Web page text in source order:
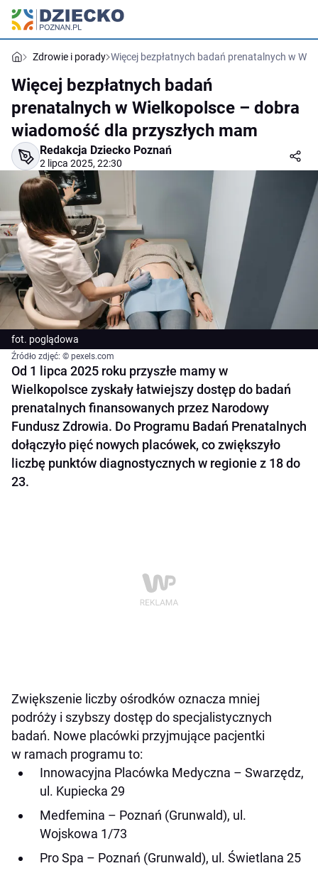
Zdrowie i porady Więcej bezpłatnych badań prenatalnych w
Więcej bezpłatnych badań
prenatalnych w Wielkopolsce – dobra
wiadomość dla przyszłych mam
Redakcja Dziecko Poznań
2 lipca 2025, 22:30
fot. poglądowa
Źródło zdjęć: © pexels.com
Od 1 lipca 2025 roku przyszłe mamy w
Wielkopolsce zyskały łatwiejszy dostęp do badań
prenatalnych finansowanych przez Narodowy
Fundusz Zdrowia. Do Programu Badań Prenatalnych
dołączyło pięć nowych placówek, co zwiększyło
liczbę punktów diagnostycznych w regionie z 18 do
23.
Zwiększenie liczby ośrodków oznacza mniej
podróży i szybszy dostęp do specjalistycznych
badań. Nowe placówki przyjmujące pacjentki
w ramach programu to:
Innowacyjna Placówka Medyczna – Swarzędz,
ul. Kupiecka 29
Medfemina – Poznań (Grunwald), ul.
Wojskowa 1/73
Pro Spa – Poznań (Grunwald), ul. Świetlana 25